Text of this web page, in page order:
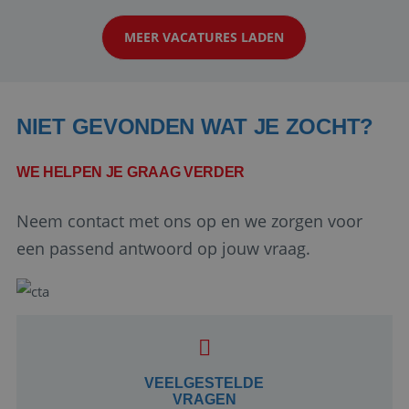
klanten te overtuigen om die droomreis te
boeken! ...
MEER VACATURES LADEN
NIET GEVONDEN WAT JE ZOCHT?
WE HELPEN JE GRAAG VERDER
Neem contact met ons op en we zorgen voor
een passend antwoord op jouw vraag.
VEELGESTELDE
VRAGEN
Google Privacy Policy